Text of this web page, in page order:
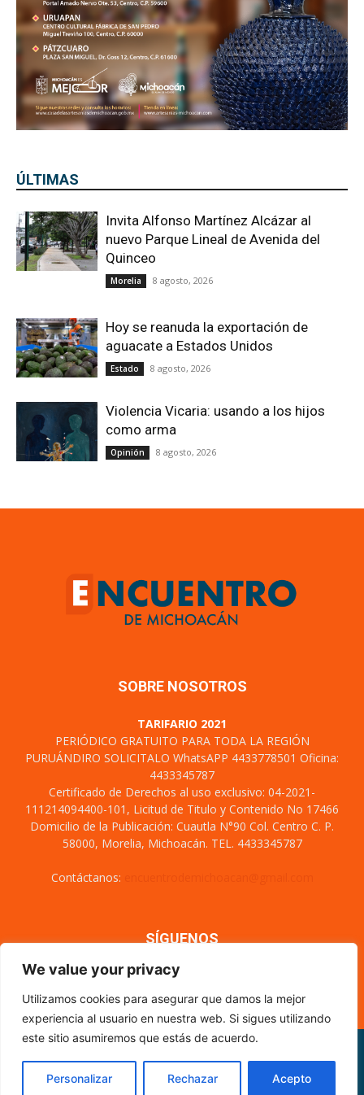
We value your privacy
Utilizamos cookies para asegurar que damos la mejor
experiencia al usuario en nuestra web. Si sigues utilizando
este sitio asumiremos que estás de acuerdo.
Personalizar Rechazar Acepto
ÚLTIMAS
Invita Alfonso Martínez Alcázar al
nuevo Parque Lineal de Avenida del
Quinceo
Morelia 8 agosto, 2026
Hoy se reanuda la exportación de
aguacate a Estados Unidos
Estado 8 agosto, 2026
Violencia Vicaria: usando a los hijos
como arma
Opinión 8 agosto, 2026
SOBRE NOSOTROS
TARIFARIO 2021
PERIÓDICO GRATUITO PARA TODA LA REGIÓN
PURUÁNDIRO SOLICITALO WhatsAPP 4433778501 Oficina:
4433345787
Certificado de Derechos al uso exclusivo: 04-2021-
111214094400-101, Licitud de Titulo y Contenido No 17466
Domicilio de la Publicación: Cuautla N°90 Col. Centro C. P.
58000, Morelia, Michoacán. TEL. 4433345787
Contáctanos:
SÍGUENOS
Nosotros
CÓDIGO DE ÉTICA PERIODÍSTICA
XML Sitemap